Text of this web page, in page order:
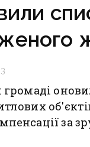
громаді
за